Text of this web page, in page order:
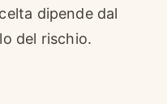
dipende dal
del rischio.